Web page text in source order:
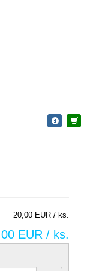
20,00 EUR / ks.
EUR / ks.